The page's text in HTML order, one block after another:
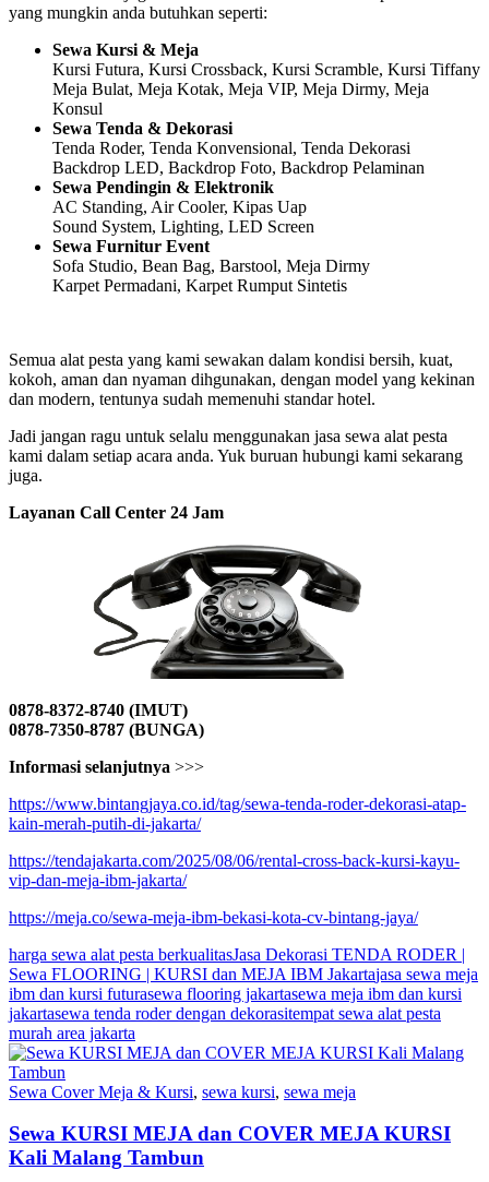
yang mungkin anda butuhkan seperti:
Sewa Kursi & Meja
Kursi Futura, Kursi Crossback, Kursi Scramble, Kursi Tiffany
Meja Bulat, Meja Kotak, Meja VIP, Meja Dirmy, Meja
Konsul
Sewa Tenda & Dekorasi
Tenda Roder, Tenda Konvensional, Tenda Dekorasi
Backdrop LED, Backdrop Foto, Backdrop Pelaminan
Sewa Pendingin & Elektronik
AC Standing, Air Cooler, Kipas Uap
Sound System, Lighting, LED Screen
Sewa Furnitur Event
Sofa Studio, Bean Bag, Barstool, Meja Dirmy
Karpet Permadani, Karpet Rumput Sintetis
Semua alat pesta yang kami sewakan dalam kondisi bersih, kuat,
kokoh, aman dan nyaman dihgunakan, dengan model yang kekinan
dan modern, tentunya sudah memenuhi standar hotel.
Jadi jangan ragu untuk selalu menggunakan jasa sewa alat pesta
kami dalam setiap acara anda. Yuk buruan hubungi kami sekarang
juga.
Layanan Call Center 24 Jam
0878-8372-8740 (IMUT)
0878-7350-8787 (BUNGA)
Informasi selanjutnya >>>
https://www.bintangjaya.co.id/tag/sewa-tenda-roder-dekorasi-atap-
kain-merah-putih-di-jakarta/
https://tendajakarta.com/2025/08/06/rental-cross-back-kursi-kayu-
vip-dan-meja-ibm-jakarta/
https://meja.co/sewa-meja-ibm-bekasi-kota-cv-bintang-jaya/
harga sewa alat pesta berkualitasJasa Dekorasi TENDA RODER |
Sewa FLOORING | KURSI dan MEJA IBM Jakartajasa sewa meja
ibm dan kursi futurasewa flooring jakartasewa meja ibm dan kursi
jakartasewa tenda roder dengan dekorasitempat sewa alat pesta
murah area jakarta
Sewa Cover Meja & Kursi, sewa kursi, sewa meja
Sewa KURSI MEJA dan COVER MEJA KURSI
Kali Malang Tambun